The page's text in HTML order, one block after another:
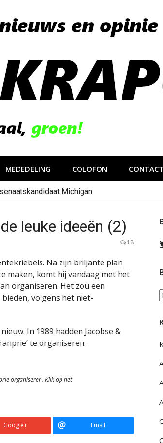
MEDEDELING COLOFON CONTACT
Michigan
media verspreide hoax?
leuke ideeën (2)
18
Na zijn briljante plan
maken, komt hij vandaag met het
organiseren. Het zou een
volgens het niet-
In 1989 hadden Jacobse &
te organiseren.
organiseren. Klik op het
Google+ Email